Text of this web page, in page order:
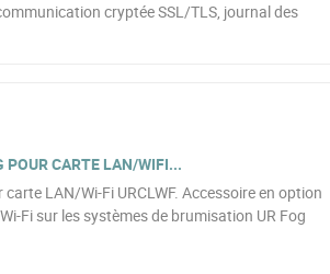
cryptée SSL/TLS, journal des
POUR CARTE LAN/WIFI...
LAN/Wi-Fi URCLWF. Accessoire en option
Fi sur les systèmes de brumisation UR Fog